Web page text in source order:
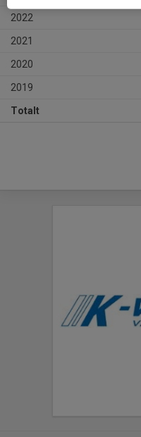
2022
2021
2020
2019
Totalt